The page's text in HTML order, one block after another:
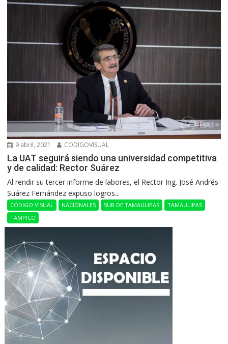
9 abril, 2021 CODIGOVISUAL
La UAT seguirá siendo una universidad competitiva
y de calidad: Rector Suárez
Al rendir su tercer informe de labores, el Rector Ing. José Andrés
Suárez Fernández expuso logros...
CÓDIGO VISUAL NACIONALES SUR DE TAMAULIPAS
TAMAULIPAS
TAMPICO